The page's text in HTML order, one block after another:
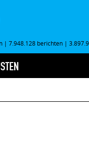
| 7.948.128 berichten |